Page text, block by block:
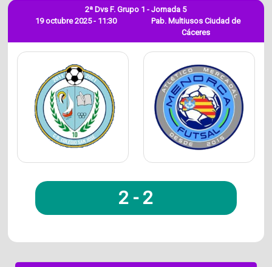
19 octubre 2025 - 11:30
2ª Dvs F. Grupo 1 - Jornada 5
Pab. Multiusos Ciudad de
Cáceres
2 - 2